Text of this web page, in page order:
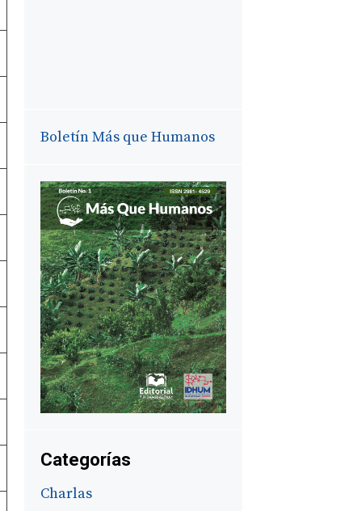
Boletín Más que Humanos
Categorías
Charlas